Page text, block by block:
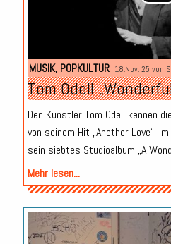
MUSIK, POPKULTUR 18.Nov. 25 von
Tom Odell
Den Künstler Tom Odell kennen
von seinem Hit „Another Love“.
sein siebtes Studioalbum „A
Mehr lesen...